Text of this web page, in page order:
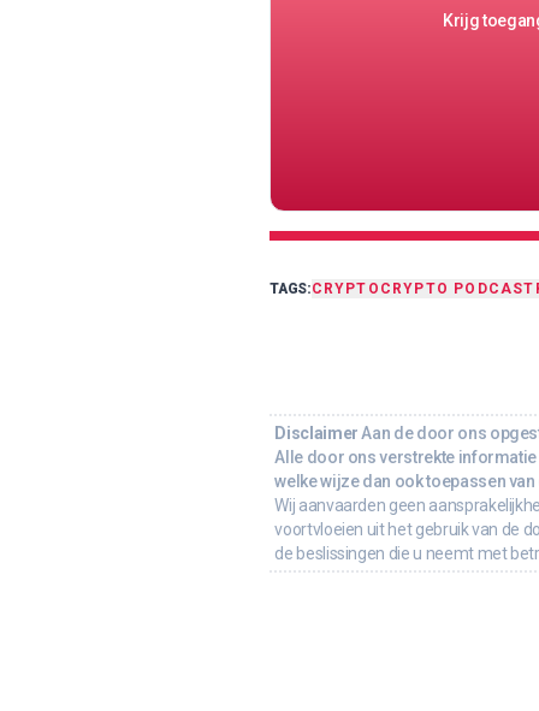
Krijg
TAGS:CRYPTO CRYPTO PODCAST
Disclaimer Aan de door ons
Alle door ons verstrekte
welke wijze dan ook toepassen
Wij aanvaarden geen
voortvloeien uit het gebruik van de
de beslissingen die u neemt met